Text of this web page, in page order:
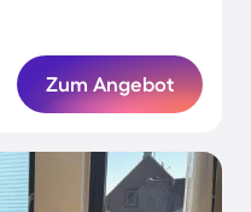
Zum Angebot